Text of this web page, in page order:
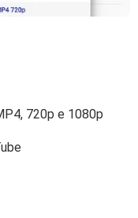
720p e 1080p